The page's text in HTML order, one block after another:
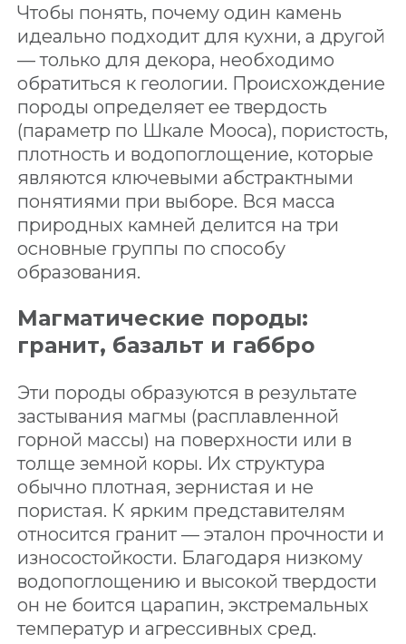
Чтобы понять, почему один камень
идеально подходит для кухни, а другой
— только для декора, необходимо
обратиться к геологии. Происхождение
породы определяет ее твердость
(параметр по Шкале Мооса), пористость,
плотность и водопоглощение, которые
являются ключевыми абстрактными
понятиями при выборе. Вся масса
природных камней делится на три
основные группы по способу
образования.
Магматические породы:
гранит, базальт и габбро
Эти породы образуются в результате
застывания магмы (расплавленной
горной массы) на поверхности или в
толще земной коры. Их структура
обычно плотная, зернистая и не
пористая. К ярким представителям
относится гранит — эталон прочности и
износостойкости. Благодаря низкому
водопоглощению и высокой твердости
он не боится царапин, экстремальных
температур и агрессивных сред.